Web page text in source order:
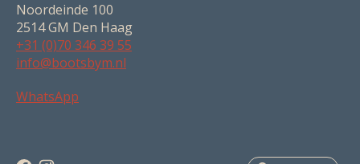
Noordeinde 100
2514 GM Den Haag
+31 (0)70 346 39 55
info@bootsbym.nl
WhatsApp